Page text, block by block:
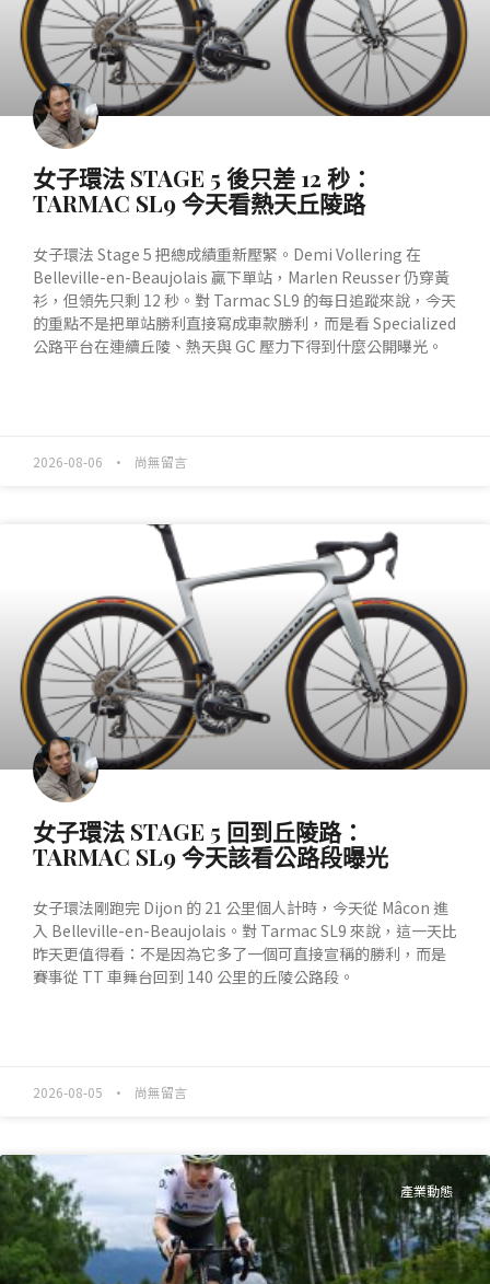
女子環法 STAGE 5 後只差 12 秒：
TARMAC SL9 今天看熱天丘陵路
女子環法 Stage 5 把總成績重新壓緊。Demi Vollering 在
Belleville-en-Beaujolais 贏下單站，Marlen Reusser 仍穿黃
衫，但領先只剩 12 秒。對 Tarmac SL9 的每日追蹤來說，今天
的重點不是把單站勝利直接寫成車款勝利，而是看 Specialized
公路平台在連續丘陵、熱天與 GC 壓力下得到什麼公開曝光。
2026-08-06 尚無留言
女子環法 STAGE 5 回到丘陵路：
TARMAC SL9 今天該看公路段曝光
女子環法剛跑完 Dijon 的 21 公里個人計時，今天從 Mâcon 進
入 Belleville-en-Beaujolais。對 Tarmac SL9 來說，這一天比
昨天更值得看：不是因為它多了一個可直接宣稱的勝利，而是
賽事從 TT 車舞台回到 140 公里的丘陵公路段。
2026-08-05 尚無留言
產業動態